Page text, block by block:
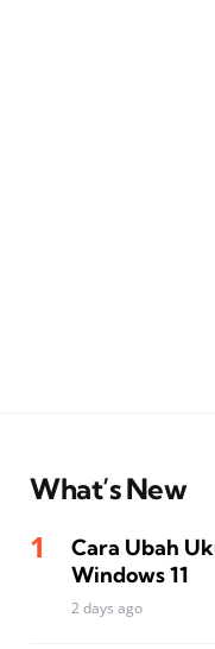
What’s New
Cara Ubah
Windows 11
2 days ago